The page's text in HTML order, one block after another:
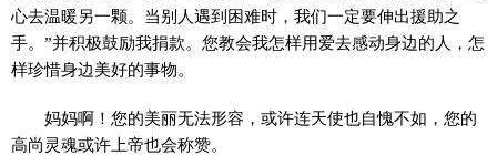
心去温暖另一颗。当别人遇到困难时，我们一定要伸出援助之
手。”并积极鼓励我捐款。您教会我怎样用爱去感动身边的人，怎
样珍惜身边美好的事物。
妈妈啊！您的美丽无法形容，或许连天使也自愧不如，您的
高尚灵魂或许上帝也会称赞。